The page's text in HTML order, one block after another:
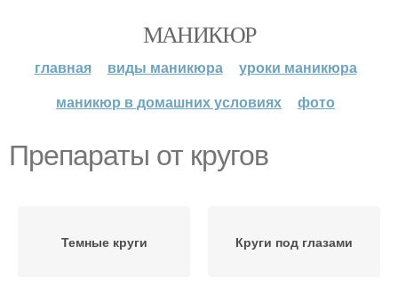
МАНИКЮР
главная виды маникюра
уроки маникюра
маникюр в домашних условиях
фото
Препараты от кругов
Темные круги Круги под глазами